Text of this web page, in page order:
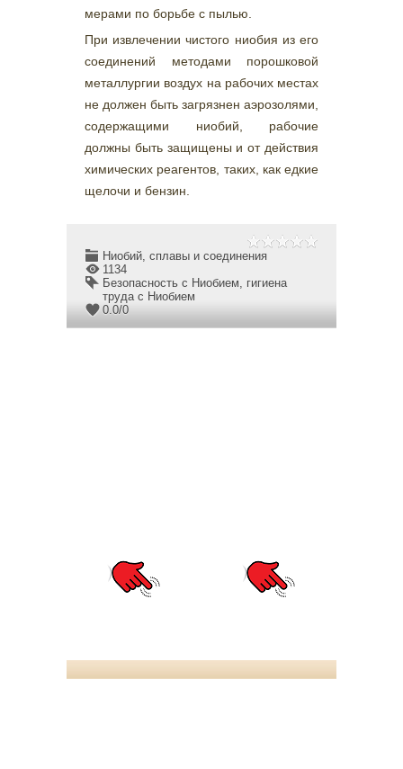
мерами по борьбе с пылью.
При извлечении чистого ниобия из его
соединений методами порошковой
металлургии воздух на рабочих местах
не должен быть загрязнен аэрозолями,
содержащими ниобий, рабочие
должны быть защищены и от действия
химических реагентов, таких, как едкие
щелочи и бензин.
Ниобий, сплавы и соединения
1134
Безопасность c Ниобием, гигиена
труда c Ниобием
0.0/0